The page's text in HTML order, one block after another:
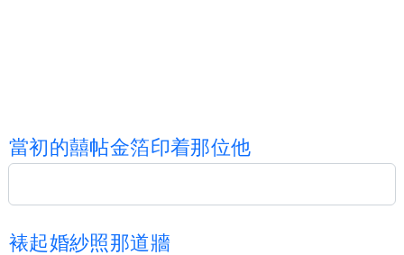
當初的囍帖金箔印着那位他
裱起婚紗照那道牆